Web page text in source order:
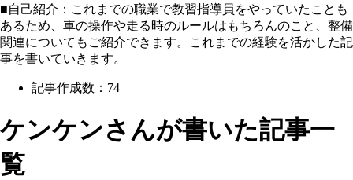
■自己紹介：これまでの職業で教習指導員をやっていたことも
あるため、車の操作や走る時のルールはもちろんのこと、整備
関連についてもご紹介できます。これまでの経験を活かした記
事を書いていきます。
記事作成数：74
ケンケンさんが書いた記事一
覧